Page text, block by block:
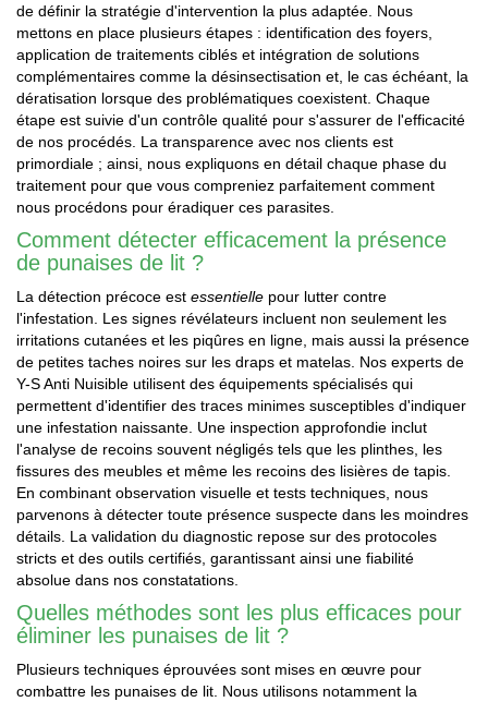
de définir la stratégie d'intervention la plus adaptée. Nous
mettons en place plusieurs étapes : identification des foyers,
application de traitements ciblés et intégration de solutions
complémentaires comme la désinsectisation et, le cas échéant, la
dératisation lorsque des problématiques coexistent. Chaque
étape est suivie d'un contrôle qualité pour s'assurer de l'efficacité
de nos procédés. La transparence avec nos clients est
primordiale ; ainsi, nous expliquons en détail chaque phase du
traitement pour que vous compreniez parfaitement comment
nous procédons pour éradiquer ces parasites.
Comment détecter efficacement la présence
de punaises de lit ?
La détection précoce est essentielle pour lutter contre
l'infestation. Les signes révélateurs incluent non seulement les
irritations cutanées et les piqûres en ligne, mais aussi la présence
de petites taches noires sur les draps et matelas. Nos experts de
Y-S Anti Nuisible utilisent des équipements spécialisés qui
permettent d'identifier des traces minimes susceptibles d'indiquer
une infestation naissante. Une inspection approfondie inclut
l'analyse de recoins souvent négligés tels que les plinthes, les
fissures des meubles et même les recoins des lisières de tapis.
En combinant observation visuelle et tests techniques, nous
parvenons à détecter toute présence suspecte dans les moindres
détails. La validation du diagnostic repose sur des protocoles
stricts et des outils certifiés, garantissant ainsi une fiabilité
absolue dans nos constatations.
Quelles méthodes sont les plus efficaces pour
éliminer les punaises de lit ?
Plusieurs techniques éprouvées sont mises en œuvre pour
combattre les punaises de lit. Nous utilisons notamment la